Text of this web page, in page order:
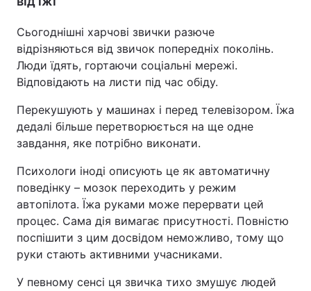
Сьогоднішні харчові звички разюче
відрізняються від звичок попередніх поколінь.
Люди їдять, гортаючи соціальні мережі.
Відповідають на листи під час обіду.
Перекушують у машинах і перед телевізором. Їжа
дедалі більше перетворюється на ще одне
завдання, яке потрібно виконати.
Психологи іноді описують це як автоматичну
поведінку – мозок переходить у режим
автопілота. Їжа руками може перервати цей
процес. Сама дія вимагає присутності. Повністю
поспішити з цим досвідом неможливо, тому що
руки стають активними учасниками.
У певному сенсі ця звичка тихо змушує людей